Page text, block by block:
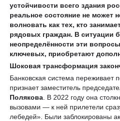
устойчивости всего здания
реальное состояние не может
волновать как тех, кто
рядовых граждан. В ситуации
неопределённости эти
ключевых, приобретают
Шоковая трансформация
Банковская система переживает
признает заместитель
Полякова . В 2022 году она
вызовами — к ней прилетели
лебедей». Были заблокированы